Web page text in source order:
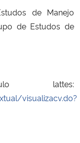
de Manejo
de Estudos de
lattes:
visualizacv.do?